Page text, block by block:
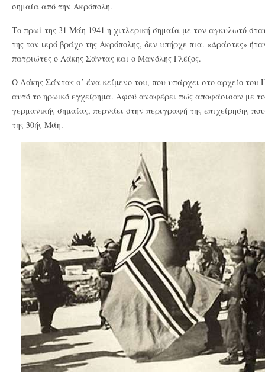
σημαία από την Ακρόπολη.
Το πρωί της 31 Μάη 1941 η χιτλερική σημαία με τον αγκυλωτό
της τον ιερό βράχο της Ακρόπολης, δεν υπήρχε πια. «Δράστες»
πατριώτες ο Λάκης Σάντας και ο Μανόλης Γλέζος.
Ο Λάκης Σάντας σ΄ ένα κείμενο του, που υπάρχει στο αρχείο του
αυτό το ηρωικό εγχείρημα. Αφού αναφέρει πώς αποφάσισαν με
γερμανικής σημαίας, περνάει στην περιγραφή της επιχείρησης
της 30ής Μάη.